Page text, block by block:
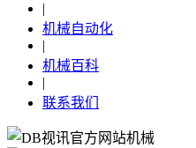
|
机械自动化
|
机械百科
|
联系我们